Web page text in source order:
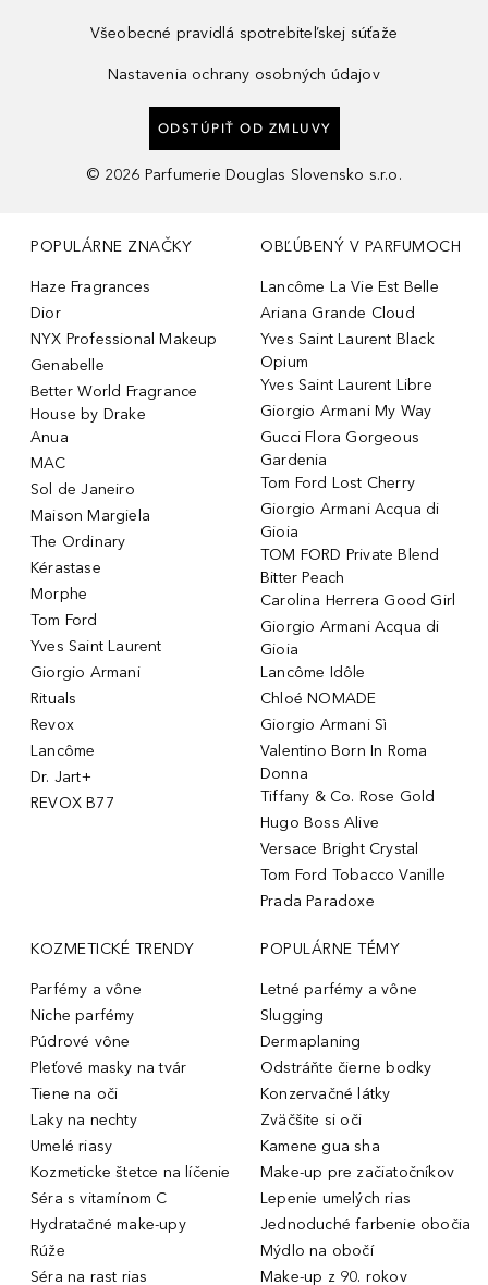
Všeobecné pravidlá spotrebiteľskej súťaže
Nastavenia ochrany osobných údajov
ODSTÚPIŤ OD ZMLUVY
© 2026 Parfumerie Douglas Slovensko s.r.o.
POPULÁRNE ZNAČKY
Haze Fragrances
Dior
NYX Professional Makeup
Genabelle
Better World Fragrance
House by Drake
Anua
MAC
Sol de Janeiro
Maison Margiela
The Ordinary
Kérastase
Morphe
Tom Ford
Yves Saint Laurent
Giorgio Armani
Rituals
Revox
Lancôme
Dr. Jart+
REVOX B77
OBĽÚBENÝ V PARFUMOCH
Lancôme La Vie Est Belle
Ariana Grande Cloud
Yves Saint Laurent Black
Opium
Yves Saint Laurent Libre
Giorgio Armani My Way
Gucci Flora Gorgeous
Gardenia
Tom Ford Lost Cherry
Giorgio Armani Acqua di
Gioia
TOM FORD Private Blend
Bitter Peach
Carolina Herrera Good Girl
Giorgio Armani Acqua di
Gioia
Lancôme Idôle
Chloé NOMADE
Giorgio Armani Sì
Valentino Born In Roma
Donna
Tiffany & Co. Rose Gold
Hugo Boss Alive
Versace Bright Crystal
Tom Ford Tobacco Vanille
Prada Paradoxe
KOZMETICKÉ TRENDY
Parfémy a vône
Niche parfémy
Púdrové vône
Pleťové masky na tvár
Tiene na oči
Laky na nechty
Umelé riasy
Kozmeticke štetce na líčenie
Séra s vitamínom C
Hydratačné make-upy
Rúže
Séra na rast rias
POPULÁRNE TÉMY
Letné parfémy a vône
Slugging
Dermaplaning
Odstráňte čierne bodky
Konzervačné látky
Zväčšite si oči
Kamene gua sha
Make-up pre začiatočníkov
Lepenie umelých rias
Jednoduché farbenie obočia
Mýdlo na obočí
Make-up z 90. rokov